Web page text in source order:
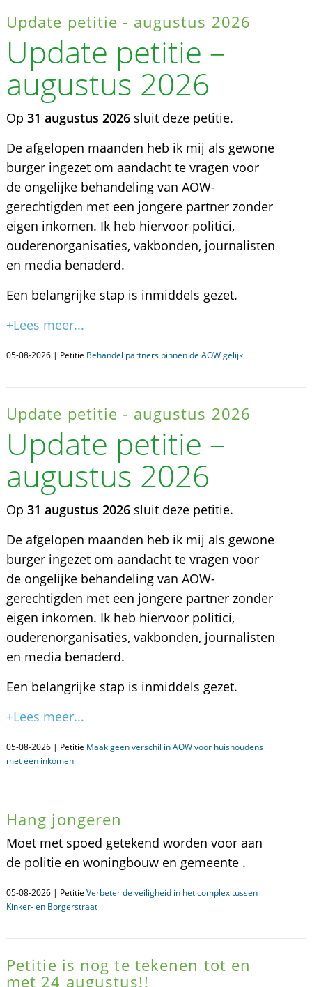
Update petitie - augustus 2026
Update petitie –
augustus 2026
Op 31 augustus 2026sluit deze petitie.
De afgelopen maanden heb ik mij als gewone
burger ingezet om aandacht te vragen voor
de ongelijke behandeling van AOW-
gerechtigden met een jongere partner zonder
eigen inkomen. Ik heb hiervoor politici,
ouderenorganisaties, vakbonden, journalisten
en media benaderd.
Een belangrijke stap is inmiddels gezet.
+Lees meer...
05-08-2026 | Petitie Behandel partners binnen de AOW gelijk
Update petitie - augustus 2026
Update petitie –
augustus 2026
Op 31 augustus 2026sluit deze petitie.
De afgelopen maanden heb ik mij als gewone
burger ingezet om aandacht te vragen voor
de ongelijke behandeling van AOW-
gerechtigden met een jongere partner zonder
eigen inkomen. Ik heb hiervoor politici,
ouderenorganisaties, vakbonden, journalisten
en media benaderd.
Een belangrijke stap is inmiddels gezet.
+Lees meer...
05-08-2026 | Petitie Maak geen verschil in AOW voor huishoudens
met één inkomen
Hang jongeren
Moet met spoed getekend worden voor aan
de politie en woningbouw en gemeente .
05-08-2026 | Petitie Verbeter de veiligheid in het complex tussen
Kinker- en Borgerstraat
Petitie is nog te tekenen tot en
met 24 augustus!!